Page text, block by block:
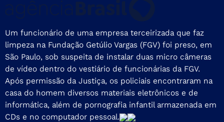
Um funcionário de uma empresa terceirizada que faz
limpeza na Fundação Getúlio Vargas (FGV) foi preso, em
São Paulo, sob suspeita de instalar duas micro câmeras
de vídeo dentro do vestiário de funcionárias da FGV.
Após permissão da Justiça, os policiais encontraram na
casa do homem diversos materiais eletrônicos e de
informática, além de pornografia infantil armazenada em
CDs e no computador pessoal.